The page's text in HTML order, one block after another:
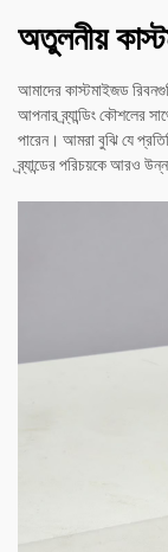
অতুলনীয়
আমাদের কাস্টমাইজড
আপনার ব্র্যান্ডিং কৌশলের
পারেন। আমরা বুঝি যে
ব্র্যান্ডের পরিচয়কে আরও